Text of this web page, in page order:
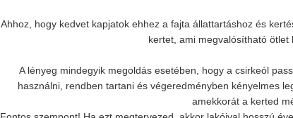
Ahhoz, hogy kedvet kapjatok ehhez a fajta állattartáshoz és
kertet, ami megvalósítható ötlet
A lényeg mindegyik megoldás esetében, hogy a csirkeól
használni, rendben tartani és végeredményben kényelmes
amekkorát a kerted